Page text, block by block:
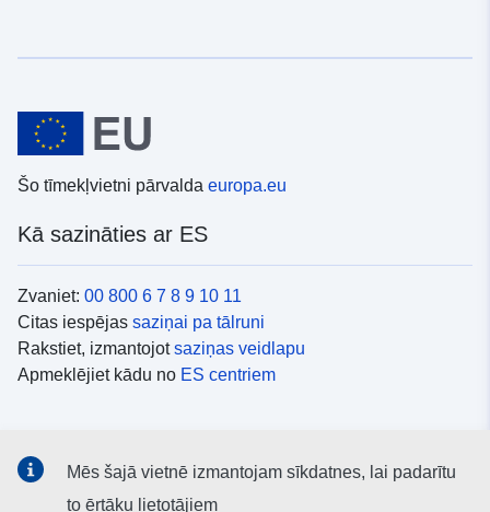
Šo tīmekļvietni pārvalda europa.eu
Kā sazināties ar ES
Zvaniet: 00 800 6 7 8 9 10 11
Citas iespējas saziņai pa tālruni
Rakstiet, izmantojotsaziņas veidlapu
Apmeklējiet kādu no ES centriem
ES kontisociālajos medijos
Mēs šajā vietnē izmantojam sīkdatnes, lai padarītu
to ērtāku lietotājiem